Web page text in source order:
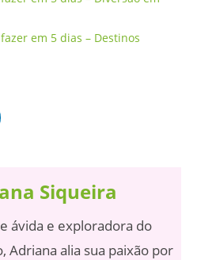
em 5 dias – Destinos
Siqueira
ávida e exploradora do
Adriana alia sua paixão por